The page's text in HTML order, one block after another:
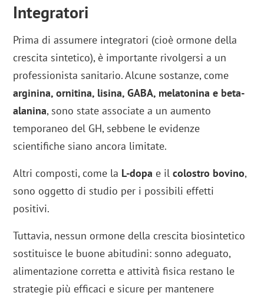
Integratori
Prima di assumere integratori (cioè ormone della
crescita sintetico), è importante rivolgersi a un
professionista sanitario. Alcune sostanze, come
arginina, ornitina, lisina, GABA, melatonina e beta-
alanina, sono state associate a un aumento
temporaneo del GH, sebbene le evidenze
scientifiche siano ancora limitate.
Altri composti, come la L-dopa e ilcolostro bovino,
sono oggetto di studio per i possibili effetti
positivi.
Tuttavia, nessun ormone della crescita biosintetico
sostituisce le buone abitudini: sonno adeguato,
alimentazione corretta e attività fisica restano le
strategie più efficaci e sicure per mantenere